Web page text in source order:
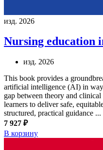
изд. 2026
Nursing education
изд. 2026
This book provides a
artificial intelligence (AI) in
gap between theory and
learners to deliver safe,
structured, practical guidance ...
7 927 ₽
В корзину